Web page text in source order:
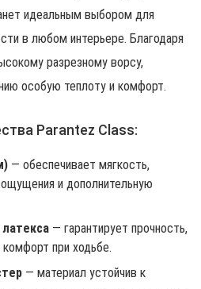
идеальным выбором для
в любом интерьере. Благодаря
разрезному ворсу,
особую теплоту и комфорт.
Parantez Class:
— обеспечивает мягкость,
и дополнительную
— гарантирует прочность,
при ходьбе.
— материал устойчив к